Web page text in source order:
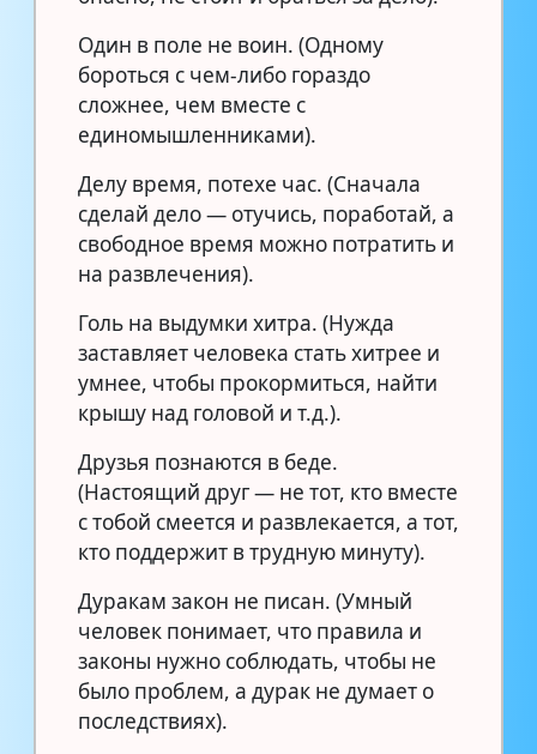
Один в поле не воин. (Одному
бороться с чем-либо гораздо
сложнее, чем вместе с
единомышленниками).
Делу время, потехе час. (Сначала
сделай дело — отучись, поработай, а
свободное время можно потратить и
на развлечения).
Голь на выдумки хитра. (Нужда
заставляет человека стать хитрее и
умнее, чтобы прокормиться, найти
крышу над головой и т.д.).
Друзья познаются в беде.
(Настоящий друг — не тот, кто вместе
с тобой смеется и развлекается, а тот,
кто поддержит в трудную минуту).
Дуракам закон не писан. (Умный
человек понимает, что правила и
законы нужно соблюдать, чтобы не
было проблем, а дурак не думает о
последствиях).